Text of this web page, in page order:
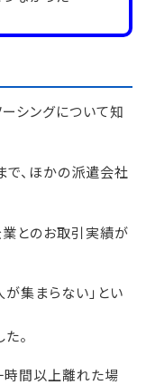
シングについて知
、ほかの派遣会社
とのお取引実績が
集まらない」とい
。
時間以上離れた場